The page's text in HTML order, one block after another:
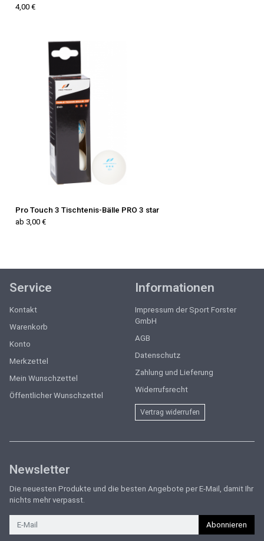
4,00 €
Pro Touch 3 Tischtenis-Bälle PRO 3 star
ab 3,00 €
Service
Kontakt
Warenkorb
Konto
Merkzettel
Mein Wunschzettel
Öffentlicher Wunschzettel
Informationen
Impressum der Sport Forster
GmbH
AGB
Datenschutz
Zahlung und Lieferung
Widerrufsrecht
Vertrag widerrufen
Newsletter
Die neuesten Produkte und die besten Angebote per E-Mail, damit Ihr
nichts mehr verpasst.
Newsletter
Abonnieren